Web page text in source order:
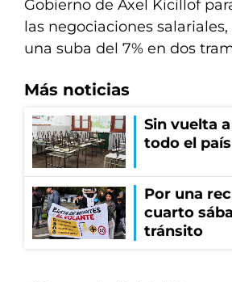
Gobierno de Axel Kicillof
las negociaciones
una suba del 7% en dos
Más noticias
Sin vuelta
todo el país
Por una
cuarto
tránsito